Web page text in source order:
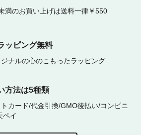
満のお買い上げは送料一律￥550
ッピング無料
ナルの心のこもったラッピング
方法は5種類
カード/代金引換/GMO後払い/コンビニ
ペイ